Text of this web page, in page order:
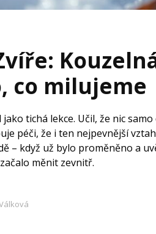
co milujeme
tichá lekce. Učil, že nic
péči, že i ten nejpevnější
– když už bylo proměněno a
měnit zevnitř.